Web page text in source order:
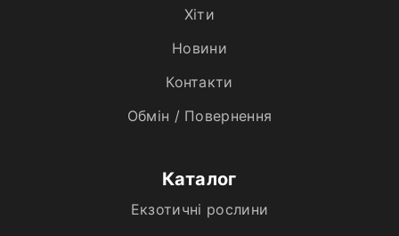
Хiти
Новини
Контакти
Обмін / Повернення
Каталог
Екзотичні рослини